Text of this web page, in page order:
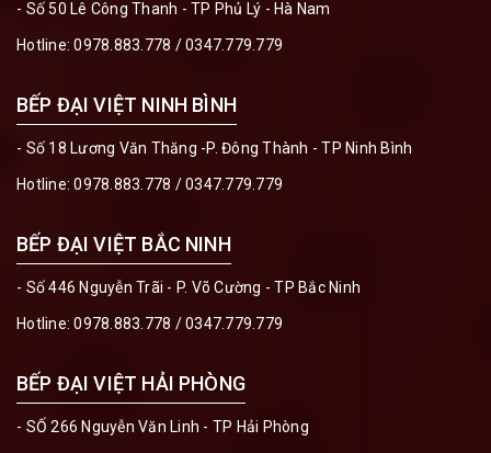
- Số 50 Lê Công Thanh - TP Phủ Lý - Hà Nam
Hotline:0978.883.778 /0347.779.779
BẾP ĐẠI VIỆT NINH BÌNH
- Số 18 Lương Văn Thăng -P. Đông Thành - TP Ninh Bình
Hotline:0978.883.778 /0347.779.779
BẾP ĐẠI VIỆT BẮC NINH
- Số 446 Nguyễn Trãi - P. Võ Cường - TP Bắc Ninh
Hotline:0978.883.778 /0347.779.779
BẾP ĐẠI VIỆT HẢI PHÒNG
- SỐ 266 Nguyễn Văn Linh - TP Hải Phòng